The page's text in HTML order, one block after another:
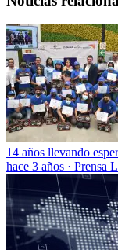
14 años llevando
hace 3 años · Prensa